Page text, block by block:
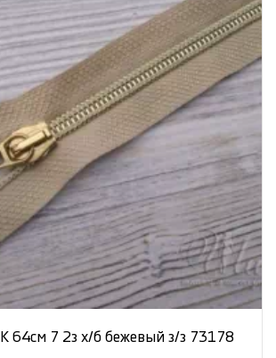
64см 7 2з х/б бежевый з/з 73178